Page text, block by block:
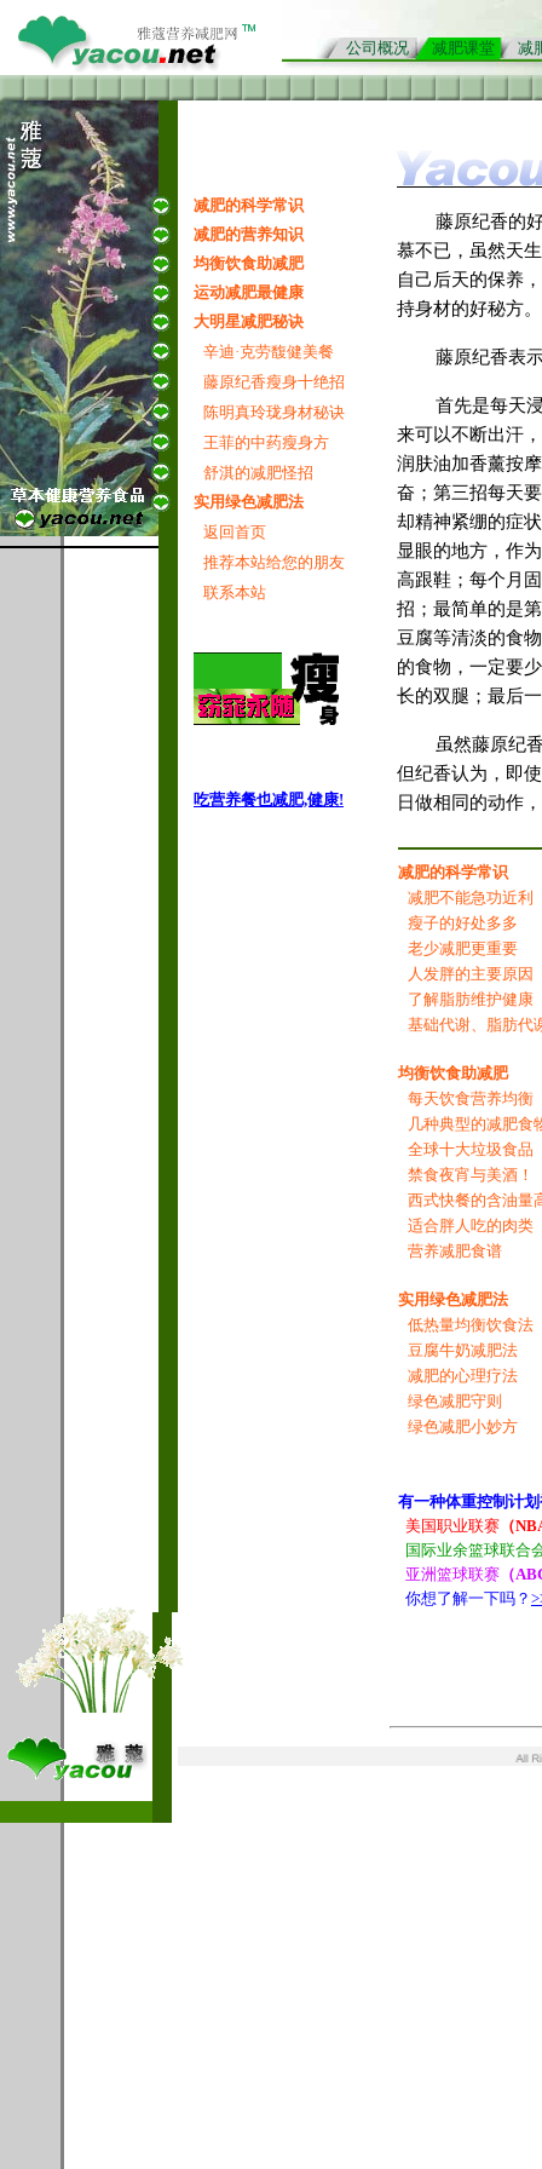
公司概况 减肥课堂 减
减肥的科学常识
减肥的营养知识
均衡饮食助减肥
运动减肥最健康
大明星减肥秘诀
辛迪·克劳馥健美餐
藤原纪香瘦身十绝招
陈明真玲珑身材秘诀
王菲的中药瘦身方
舒淇的减肥怪招
实用绿色减肥法
返回首页
推荐本站给您的朋友
联系本站
吃营养餐也减肥,健康!
藤原纪香的
慕不已，虽然天
自己后天的保养
持身材的好秘方。
藤原纪香表
首先是每天
来可以不断出汗
润肤油加香薰按
奋；第三招每天
却精神紧绷的症
显眼的地方，作
高跟鞋；每个月
招；最简单的是
豆腐等清淡的食
的食物，一定要
长的双腿；最后
虽然藤原纪
但纪香认为，即
日做相同的动作
减肥的科学常识
减肥不能急功近利
瘦子的好处多多
老少减肥更重要
人发胖的主要原因
了解脂肪维护健康
基础代谢、脂肪代
均衡饮食助减肥
每天饮食营养均衡
几种典型的减肥食
全球十大垃圾食品
禁食夜宵与美酒！
西式快餐的含油量
适合胖人吃的肉类
营养减肥食谱
实用绿色减肥法
低热量均衡饮食法
豆腐牛奶减肥法
减肥的心理疗法
绿色减肥守则
绿色减肥小妙方
有一种体重控制计
美国职业联赛 （
国际业余篮球联合
亚洲篮球联赛 （
你想了解一下吗？